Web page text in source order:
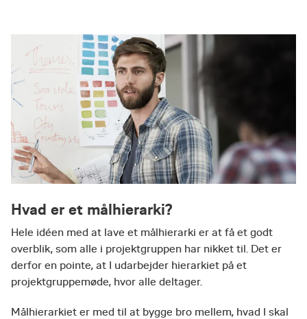
Hvad er et målhierarki?
Hele idéen med at lave et målhierarki er at få et godt
overblik, som alle i projektgruppen har nikket til. Det er
derfor en pointe, at I udarbejder hierarkiet på et
projektgruppemøde, hvor alle deltager.
Målhierarkiet er med til at bygge bro mellem, hvad I skal